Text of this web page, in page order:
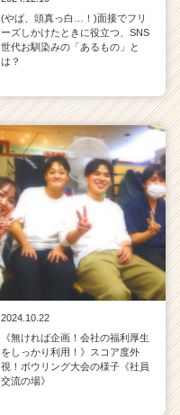
(やば、頭真っ白…！)面接でフリ
ーズしかけたときに役立つ、SNS
世代お馴染みの「あるもの」と
は？
2024.10.22
《無ければ企画！会社の福利厚生
をしっかり利用！》スコア度外
視！ボウリング大会の様子《社員
交流の場》